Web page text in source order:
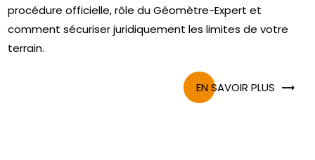
procédure officielle, rôle du Géomètre-Expert et
comment sécuriser juridiquement les limites de votre
terrain.
EN SAVOIR PLUS